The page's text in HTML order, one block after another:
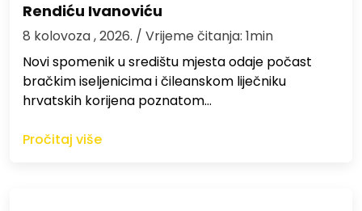
Rendiću Ivanoviću
8 kolovoza , 2026. / Vrijeme čitanja: 1min
Novi spomenik u središtu mjesta odaje počast
bračkim iseljenicima i čileanskom liječniku
hrvatskih korijena poznatom…
Pročitaj više